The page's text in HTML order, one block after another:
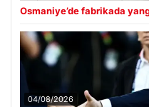
Osmaniye’de fabrikada
04/08/2026